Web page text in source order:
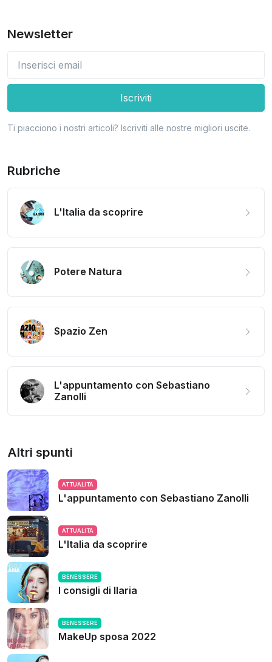
Newsletter
Iscriviti
Ti piacciono i nostri articoli? Iscriviti alle nostre migliori uscite.
Rubriche
L'Italia da scoprire
Potere Natura
Spazio Zen
L'appuntamento con Sebastiano
Zanolli
Altri spunti
ATTUALITÀ
L'appuntamento con Sebastiano Zanolli
ATTUALITÀ
L'Italia da scoprire
BENESSERE
I consigli di Ilaria
BENESSERE
MakeUp sposa 2022